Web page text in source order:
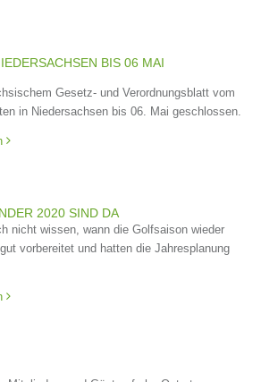
BIS 06 MAI
Gesetz- und Verordnungsblatt vom
in Niedersachsen bis 06. Mai geschlossen.

2020 SIND DA
nicht wissen, wann die Golfsaison wieder
vorbereitet und hatten die Jahresplanung
